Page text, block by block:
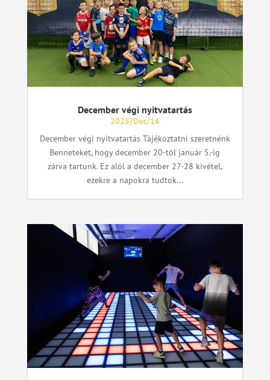
December végi nyitvatartás
2025/Dec/16
December végi nyitvatartás Tájékoztatni szeretnénk
Benneteket, hogy december 20-tól január 5.-ig
zárva tartunk. Ez alól a december 27-28 kivétel,
ezekre a napokra tudtok...